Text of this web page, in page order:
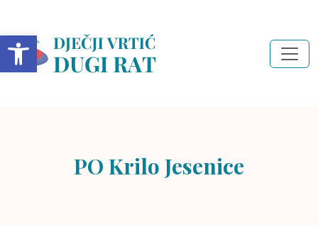
Open toolbar
PO Krilo Jesenice